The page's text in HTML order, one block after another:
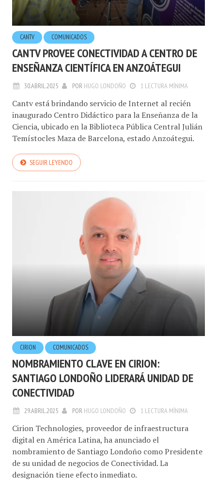
CANTV COMUNICADOS
CANTV PROVEE CONECTIVIDAD A CENTRO DE
ENSEÑANZA CIENTÍFICA EN ANZOÁTEGUI
30.ABRIL.2025 POR HUGO LONDOÑO 1 LECTURA MÍNIMA
Cantv está brindando servicio de Internet al recién
inaugurado Centro Didáctico para la Enseñanza de la
Ciencia, ubicado en la Biblioteca Pública Central Julián
Temístocles Maza de Barcelona, ​​estado Anzoátegui.
SEGUIR LEYENDO
CIRION COMUNICADOS
NOMBRAMIENTO CLAVE EN CIRION:
SANTIAGO LONDOÑO LIDERARÁ UNIDAD DE
CONECTIVIDAD
29.ABRIL.2025 POR HUGO LONDOÑO 1 LECTURA MÍNIMA
Cirion Technologies, proveedor de infraestructura
digital en América Latina, ha anunciado el
nombramiento de Santiago Londoño como Presidente
de su unidad de negocios de Conectividad. La
designación tiene efecto inmediato.